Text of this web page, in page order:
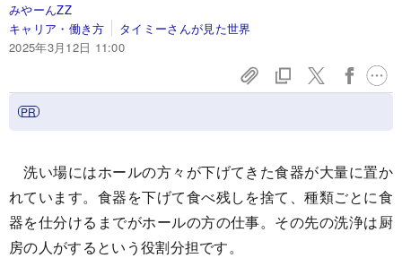
みやーんZZ
キャリア・働き方
タイミーさんが見た世界
2025年3月12日 11:00
洗い場にはホールの方々が下げてきた食器が大量に置か
れています。食器を下げて食べ残しを捨て、種類ごとに食
器を仕分けるまでがホールの方の仕事。その先の洗浄は厨
房の人がするという役割分担です。